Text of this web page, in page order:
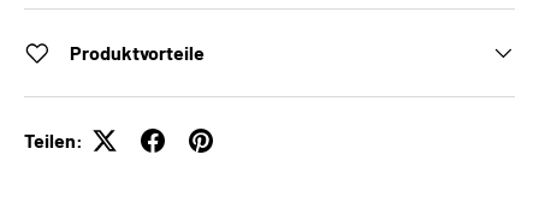
Produktvorteile
Teilen: